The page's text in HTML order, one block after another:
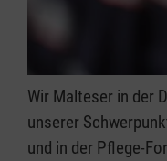
Wir Malteser in der
unserer
und in der Pflege-